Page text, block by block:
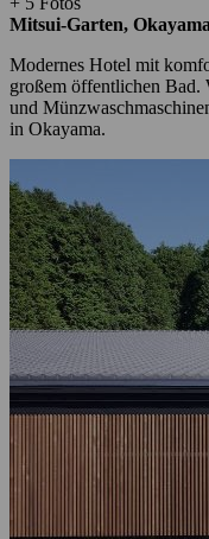
Mitsui-Garten, Okayama
Modernes Hotel mit
großem öffentlichen Bad.
und
in Okayama.